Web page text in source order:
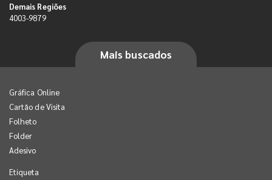
Demais Regiões
4003-9879
Mais buscados
Gráfica Online
Cartão de Visita
Folheto
Folder
Adesivo
Etiqueta